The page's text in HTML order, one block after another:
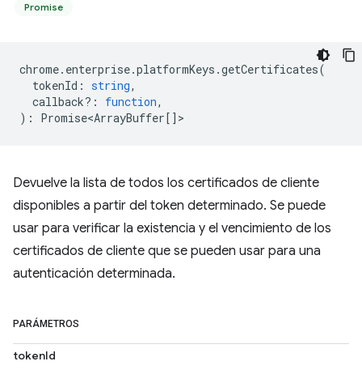
Promise
chrome. enterprise.platformKeys .getCertificates(
tokenId : string,
callback? : function,
) : Promise<ArrayBuffer[]>
Devuelve la lista de todos los certificados de cliente
disponibles a partir del token determinado. Se puede
usar para verificar la existencia y el vencimiento de los
certificados de cliente que se pueden usar para una
autenticación determinada.
PARÁMETROS
tokenId